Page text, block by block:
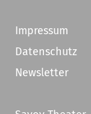
Impressum
Datenschutz
Newsletter